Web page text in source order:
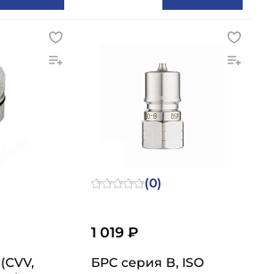
(0)
1 019 ₽
БРС серия B, ISO